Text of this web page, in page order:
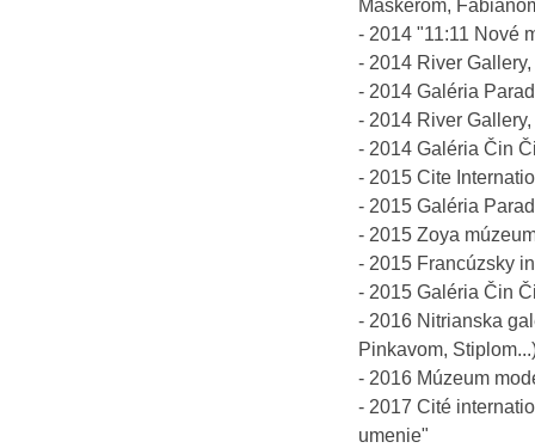
Maskerom,
- 2014 "11:11 Nové
- 2014 River
- 2014 Galéria
- 2014 River
- 2014 Galéria Čin
- 2015 Cite
- 2015 Galéria
- 2015 Zoya
- 2015 Francúzsky
- 2015 Galéria Čin
- 2016 Nitrianska
Pinkavom,
- 2016 Múzeum
- 2017 Cité
umenie"